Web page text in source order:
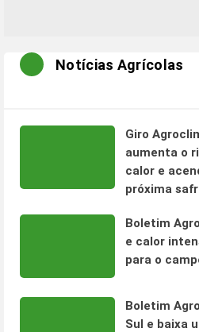
Notícias Agrícolas
Giro
aumenta o
calor e
próxima
Boletim
e calor
para o
Boletim
Sul e baixa